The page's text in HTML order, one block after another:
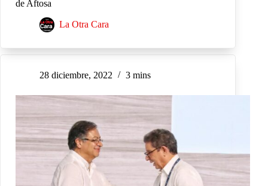
de Aftosa
La Otra Cara
28 diciembre, 2022 3 mins